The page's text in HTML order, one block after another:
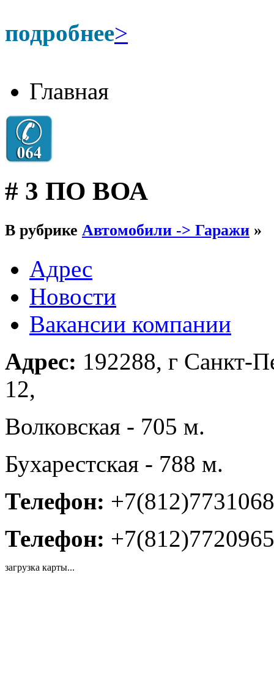
подробнее>
Главная
# 3 ПО ВОА
В рубрике Автомобили -> Гаражи »
Адрес
Новости
Вакансии компании
Адрес: 192288, г Санкт-
12,
Волковская - 705 м.
Бухарестская - 788 м.
Телефон: +7(812)7731068
Телефон: +7(812)7720965
загрузка карты...